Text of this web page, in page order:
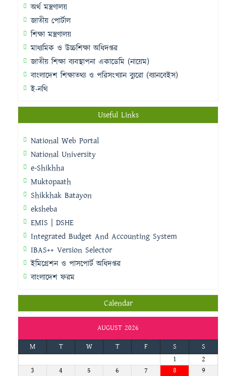
অর্থ মন্ত্রণালয়
জাতীয় পোর্টাল
শিক্ষা মন্ত্রণালয়
মাধ্যমিক ও উচ্চশিক্ষা অধিদপ্তর
জাতীয় শিক্ষা ব্যবস্থাপনা একাডেমি (নায়েম)
বাংলাদেশ শিক্ষাতথ্য ও পরিসংখ্যান ব্যুরো (ব্যানবেইস)
ই-নথি
Useful Links
National Web Portal
National University
e-Shikhha
Muktopaath
Shikkhak Batayon
eksheba
EMIS | DSHE
Integrated Budget And Accounting System
IBAS++ Version Selector
ইমিগ্রেশন ও পাসপোর্ট অধিদপ্তর
বাংলাদেশ ফরম
Calendar
AUGUST 2026
M
T W T F S
S
1
2
3
4 5 6 7 8 9